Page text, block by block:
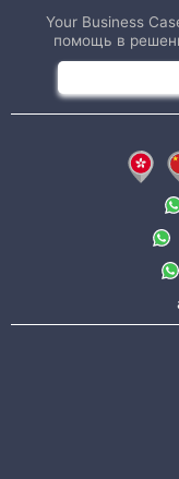
Your Business
помощь в